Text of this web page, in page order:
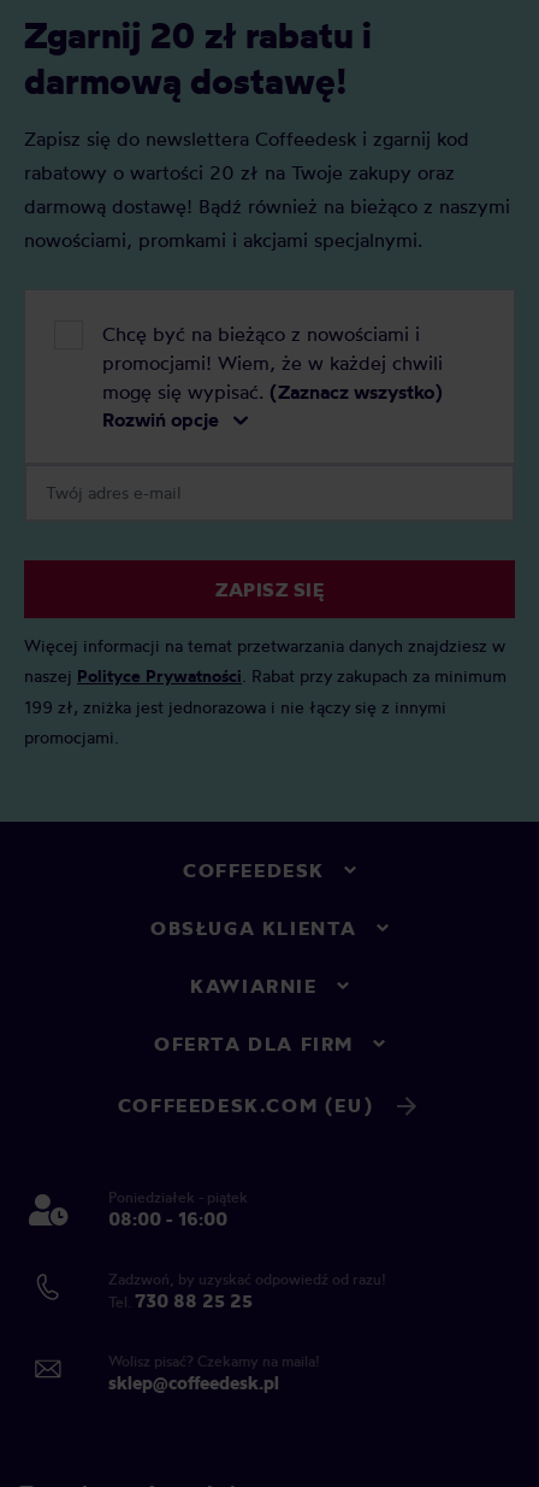
domu?
Zgarnij 20 zł rabatu i
darmową dostawę!
Zapisz się do newslettera Coffeedesk i zgarnij kod
rabatowy o wartości 20 zł na Twoje zakupy oraz
darmową dostawę! Bądź również na bieżąco z naszymi
nowościami, promkami i akcjami specjalnymi.
Chcę być na bieżąco z nowościami i
promocjami! Wiem, że w każdej chwili
mogę się wypisać. (Zaznacz wszystko)
Rozwiń opcje
ZAPISZ SIĘ
Więcej informacji na temat przetwarzania danych znajdziesz w
naszej Polityce Prywatności . Rabat przy zakupach za minimum
199 zł, zniżka jest jednorazowa i nie łączy się z innymi
promocjami.
COFFEEDESK
OBSŁUGA KLIENTA
KAWIARNIE
OFERTA DLA FIRM
COFFEEDESK.COM (EU)
Poniedziałek - piątek
08:00 - 16:00
Zadzwoń, by uzyskać odpowiedź od razu!
Tel. 730 88 25 25
Wolisz pisać? Czekamy na maila!
sklep@coffeedesk.pl